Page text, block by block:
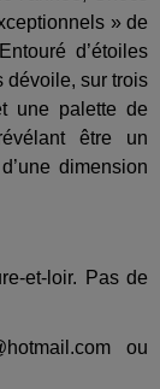
» de
d’étoiles
dévoile, sur trois
une palette de
être un
dimension
et-loir. Pas de
ou